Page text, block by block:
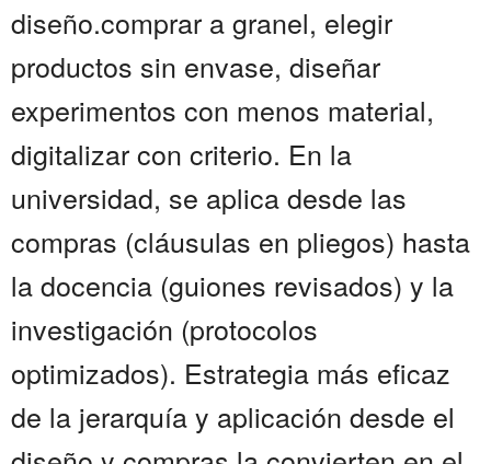
diseño.comprar a granel, elegir
productos sin envase, diseñar
experimentos con menos material,
digitalizar con criterio. En la
universidad, se aplica desde las
compras (cláusulas en pliegos) hasta
la docencia (guiones revisados) y la
investigación (protocolos
optimizados). Estrategia más eficaz
de la jerarquía y aplicación desde el